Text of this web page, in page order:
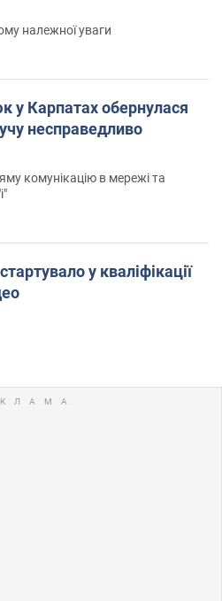
належної уваги
у Карпатах обернулася
несправедливо
комунікацію в мережі та
у кваліфікації